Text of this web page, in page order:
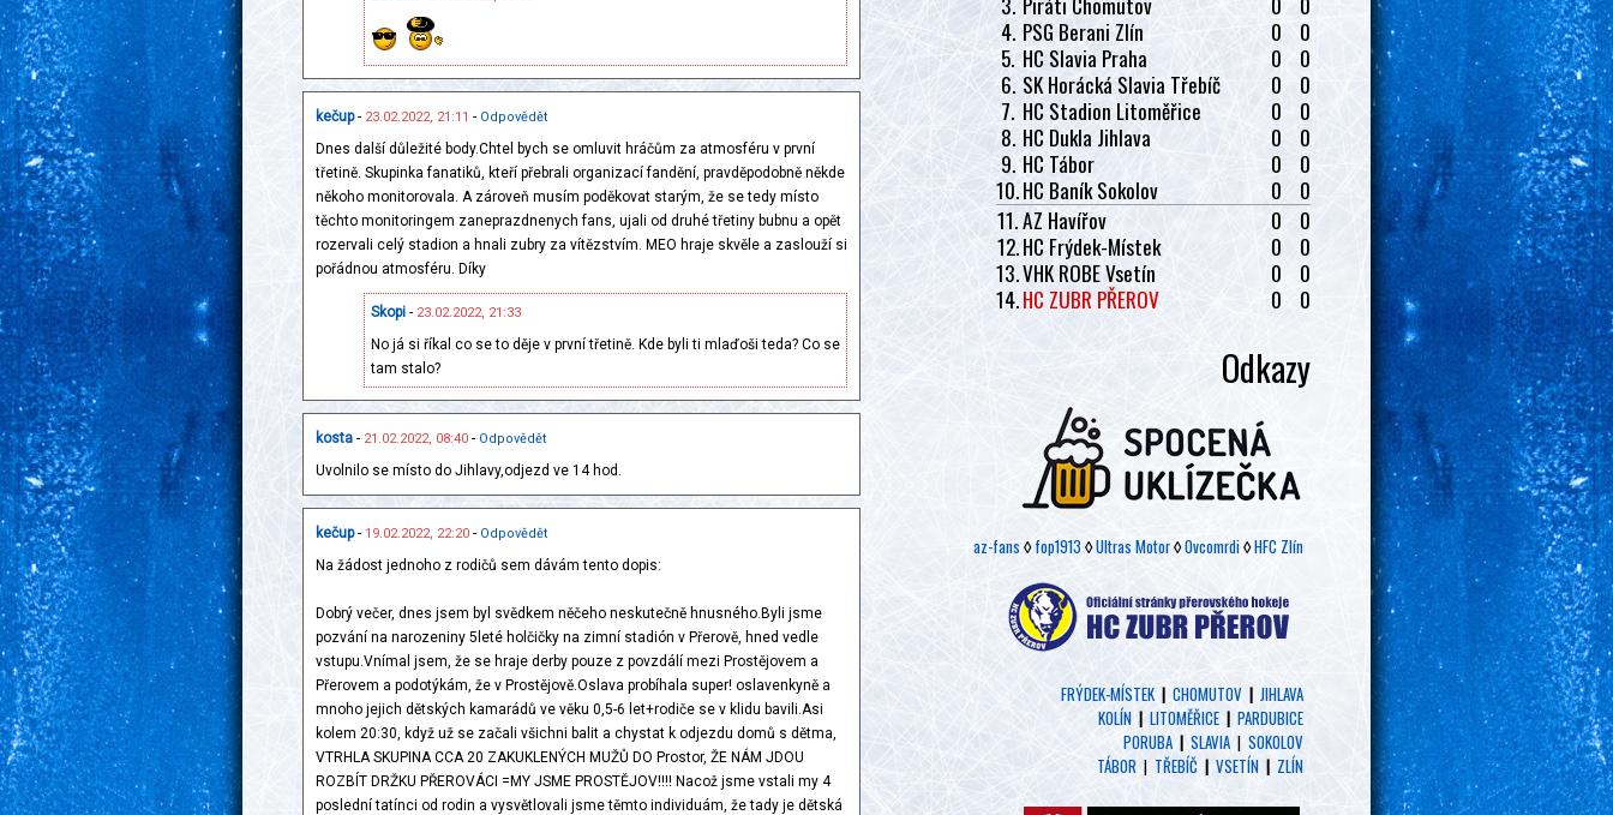
kečup- 23.02.2022, 21:11 - Odpovědět
Dnes další důležité body.Chtel bych se omluvit hráčům za atmosféru v první
třetině. Skupinka fanatiků, kteří přebrali organizací fandění, pravděpodobně někde
někoho monitorovala. A zároveň musím poděkovat starým, že se tedy místo
těchto monitoringem zaneprazdnenych fans, ujali od druhé třetiny bubnu a opět
rozervali celý stadion a hnali zubry za vítězstvím. MEO hraje skvěle a zaslouží si
pořádnou atmosféru. Díky
Skopi - 23.02.2022, 21:33
No já si říkal co se to děje v první třetině. Kde byli ti mlaďoši teda? Co se
tam stalo?
kosta - 21.02.2022, 08:40 - Odpovědět
Uvolnilo se místo do Jihlavy,odjezd ve 14 hod.
kečup- 19.02.2022, 22:20 - Odpovědět
Na žádost jednoho z rodičů sem dávám tento dopis:
Dobrý večer, dnes jsem byl svědkem něčeho neskutečně hnusného.Byli jsme
pozvání na narozeniny 5leté holčičky na zimní stadión v Přerově, hned vedle
vstupu.Vnímal jsem, že se hraje derby pouze z povzdálí mezi Prostějovem a
Přerovem a podotýkám, že v Prostějově.Oslava probíhala super! oslavenkyně a
mnoho jejich dětských kamarádů ve věku 0,5-6 let+rodiče se v klidu bavili.Asi
kolem 20:30, když už se začali všichni balit a chystat k odjezdu domů s dětma,
VTRHLA SKUPINA CCA 20 ZAKUKLENÝCH MUŽŮ DO Prostor, ŽE NÁM JDOU
ROZBÍT DRŽKU PŘEROVÁCI =MY JSME PROSTĚJOV!!!! Nacož jsme vstali my 4
poslední tatínci od rodin a vysvětlovali jsme těmto individuám, že tady je dětská
4. PSG Berani Zlín 0
0
5. HC Slavia Praha 0
0
6. SK Horácká Slavia Třebíč 0
0
7. HC Stadion Litoměřice 0
0
8. HC Dukla Jihlava 0
0
9. HC Tábor 0
0
10.HC Baník Sokolov 0
0
11.AZ Havířov 0
0
12.HC Frýdek-Místek 0
0
13.VHK ROBE Vsetín 0
0
14.HC ZUBR PŘEROV 0 0
Odkazy
az-fans ◊fop1913 ◊Ultras Motor◊Ovcomrdi◊HFC Zlín
FRÝDEK-MÍSTEK| CHOMUTOV | JIHLAVA
KOLÍN | LITOMĚŘICE | PARDUBICE
PORUBA | SLAVIA | SOKOLOV
TÁBOR | TŘEBÍČ | VSETÍN | ZLÍN